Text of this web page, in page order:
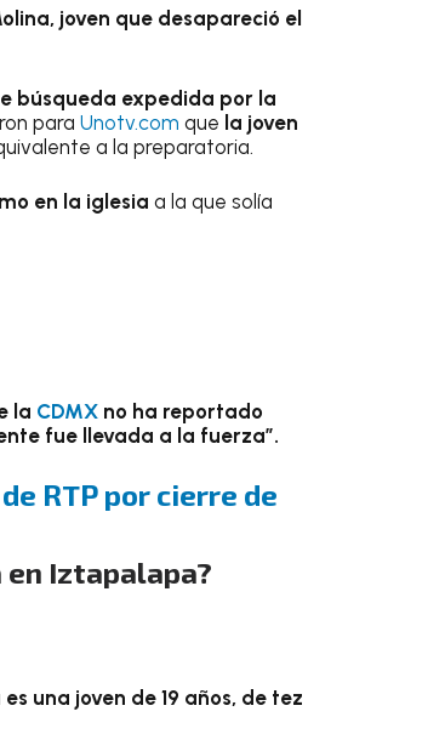
joven que desapareció el
búsqueda expedida por la
para Unotv.com que la joven
a la preparatoria.
en la iglesia a la que solía
la CDMX no ha reportado
fue llevada a la fuerza”.
RTP por cierre de
Iztapalapa?
una joven de 19 años, de tez